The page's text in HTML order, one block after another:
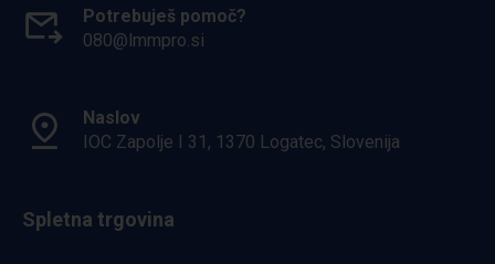
Potrebuješ pomoč?
080@lmmpro.si
Naslov
IOC Zapolje I 31, 1370 Logatec, Slovenija
Spletna trgovina